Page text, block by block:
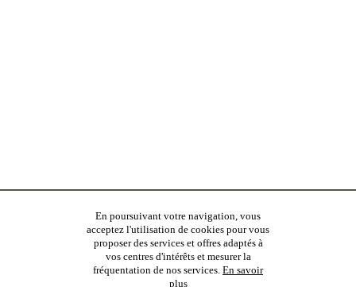
En poursuivant votre navigation, vous
acceptez l'utilisation de cookies pour vous
proposer des services et offres adaptés à
vos centres d'intérêts et mesurer la
fréquentation de nos services. En savoir
plus